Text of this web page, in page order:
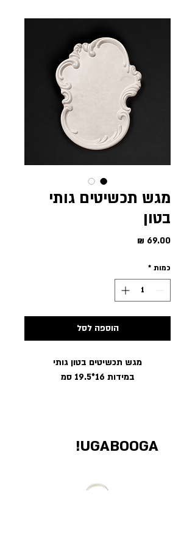
מגש תכשיטים גותי
בטון
כמות *
הוספה לסל
מגש תכשיטים בטון גותי
במידות 16*19.5 סמ
UGABOOGA!